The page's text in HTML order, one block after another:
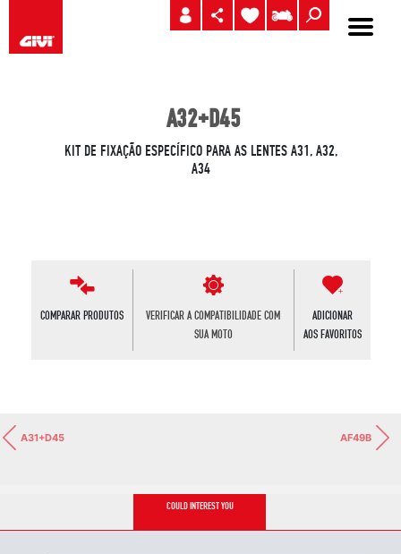
A32+D45
KIT DE FIXAÇÃO ESPECÍFICO PARA AS LENTES A31, A32,
A34
COMPARAR PRODUTOS
VERIFICAR A COMPATIBILIDADE COM
SUA MOTO
ADICIONAR
AOS FAVORITOS
A31+D45 AF49B
COULD INTEREST YOU